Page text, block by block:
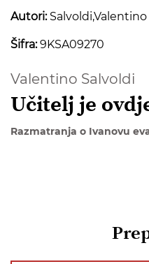
Autori:Salvoldi,Valentino
Šifra:9KSA09270
Valentino Salvoldi
Učitelj je
Razmatranja o Ivanovu